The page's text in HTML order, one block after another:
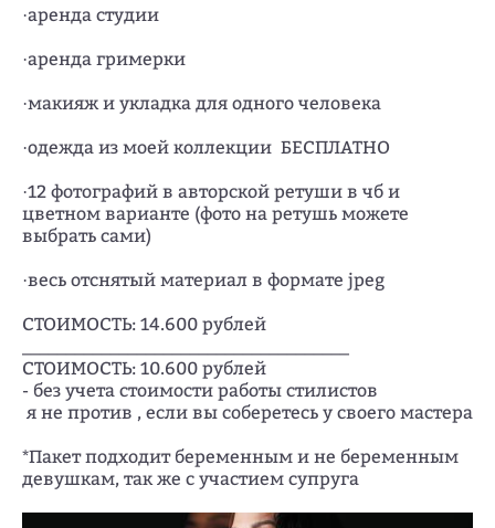
·аренда студии
·аренда гримерки
·макияж и укладка для одного человека
·одежда из моей коллекции БЕСПЛАТНО
·12 фотографий в авторской ретуши в чб и
цветном варианте (фото на ретушь можете
выбрать сами)
·весь отснятый материал в формате jpeg
СТОИМОСТЬ: 14.600 рублей
СТОИМОСТЬ: 10.600 рублей
- без учета стоимости работы стилистов
я не против , если вы соберетесь у своего мастера
*Пакет подходит беременным и не беременным
девушкам, так же с участием супруга